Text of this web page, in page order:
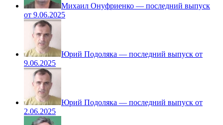
Михаил Онуфриенко — последний выпуск
от 9.06.2025
Юрий Подоляка — последний выпуск от
9.06.2025
Юрий Подоляка — последний выпуск от
2.06.2025